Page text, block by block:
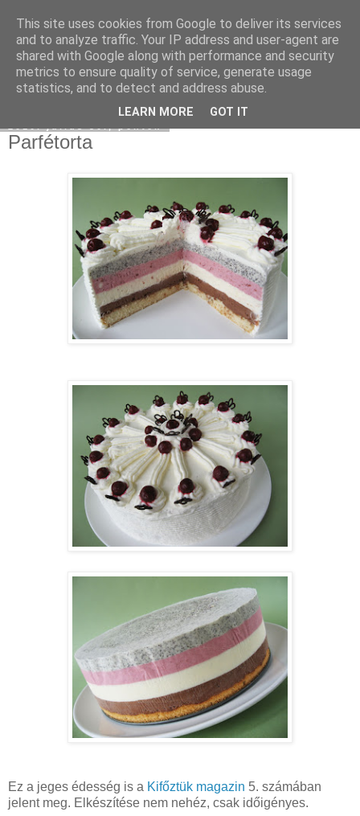
Moha Konyha
Parfétorta
Ez a jeges édesség is a Kifőztük magazin 5. számában
jelent meg. Elkészítése nem nehéz, csak időigényes.
This site uses cookies from Google to deliver its services
and to analyze traffic. Your IP address and user-agent are
shared with Google along with performance and security
metrics to ensure quality of service, generate usage
statistics, and to detect and address abuse.
LEARN MORE GOT IT